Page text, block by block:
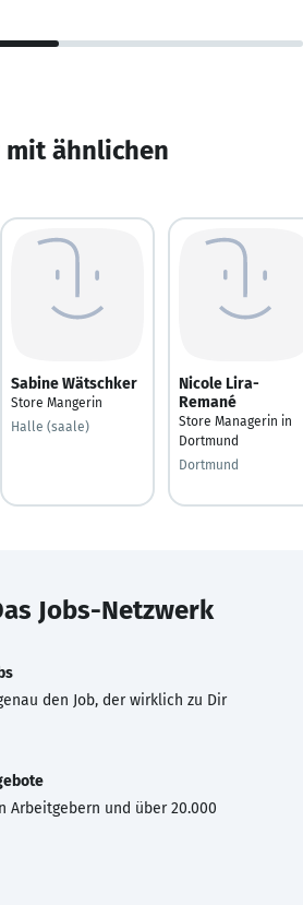
mit ähnlichen
Sabine Wätschker
Store Mangerin
Halle (saale)
Nicole Lira-
Remané
Store Managerin in
Dortmund
Dortmund
Jobs-Netzwerk
den Job, der wirklich zu Dir
Arbeitgebern und über 20.000